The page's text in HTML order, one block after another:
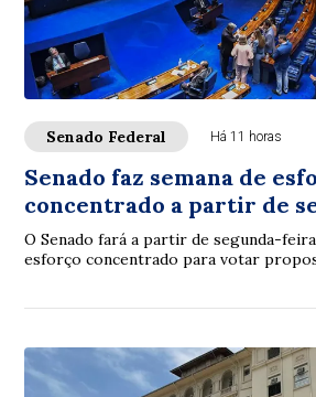
Senado Federal Há 11 horas
Senado faz semana de
concentrado a partir de
O Senado fará a partir de segunda-feira
esforço concentrado para votar